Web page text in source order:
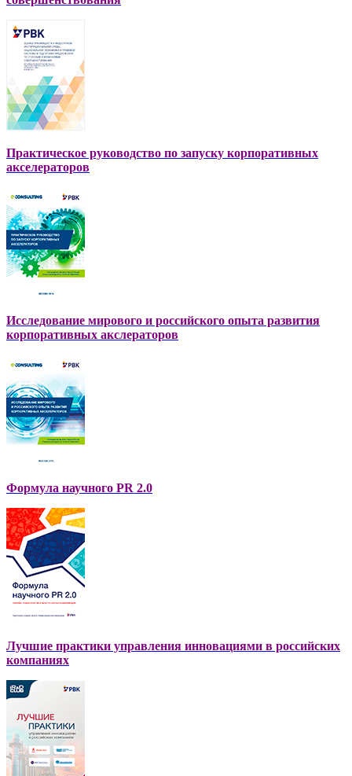
Практическое руководство по запуску корпоративных
акселераторов
Исследование мирового и российского опыта развития
корпоративных акслераторов
Формула научного PR 2.0
Лучшие практики управления инновациями в российских
компаниях